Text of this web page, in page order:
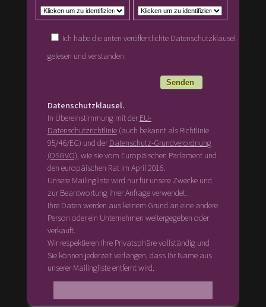
Ich habe die unten veröffentlichte Datenschutzklausel
gelesen und verstanden.
Datenschutzklausel.
In Übereinstimmung mit derEU-
Datenschutzrichtlinie(auch bekannt als Richtlinie
95/46/EG) und derDatenschutz-Grundverordnung
(DSGVO), wie sie vom Europäischen Parlament und
den europäischen Rat im April 2016.
Unsere Mailingliste wird nur für unsere Zwecke und
zur Beantwortung Ihrer Anfrage verwendet.
Ihre Daten werden aus keinem Grund an eine andere
Person oder ein Unternehmen weitergegeben oder
verkauft.
Wir respektieren Ihre Privatsphäre vollständig und
Sie können jederzeit verlangen, dass Ihr Name aus
unserer Mailingliste entfernt wird.